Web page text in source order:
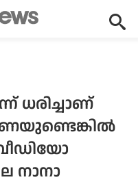
ധരിച്ചാണ്
നാനാ